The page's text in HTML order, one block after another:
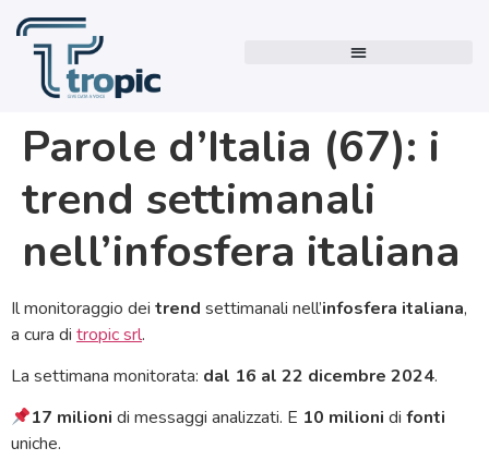
Parole d’Italia (67): i
trend settimanali
nell’infosfera italiana
Il monitoraggio dei trend settimanali nell’infosfera italiana,
a cura di tropic srl.
La settimana monitorata: dal 16 al 22 dicembre 2024.
17 milioni di messaggi analizzati. E 10 milioni difonti
uniche.